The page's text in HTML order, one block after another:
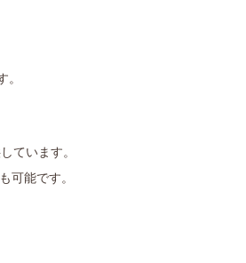
ています。
可能です。